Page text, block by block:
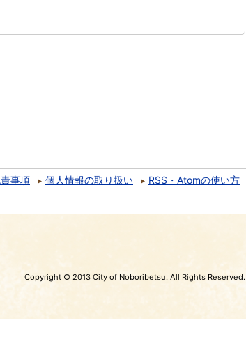
事項 個人情報の取り扱い
RSS・Atomの使い方
Copyright © 2013 City of Noboribetsu. All Rights Reserved.